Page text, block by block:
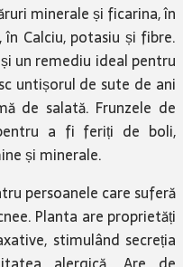
minerale și ficarina, în
Calciu, potasiu și fibre.
un remediu ideal pentru
untișorul de sute de ani
de salată. Frunzele de
a fi feriți de boli,
și minerale.
persoanele care suferă
Planta are proprietăți
stimulând secreția